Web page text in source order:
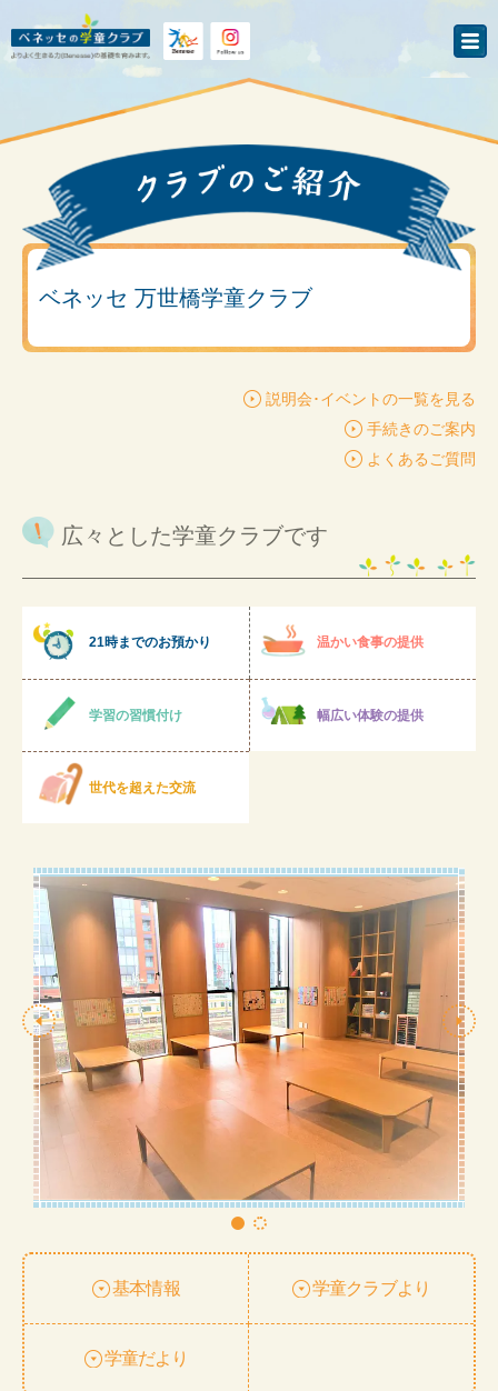
ベネッセ 万世橋学童クラブ
説明会･イベントの一覧を見る
手続きのご案内
よくあるご質問
広々とした学童クラブです
21時までのお預かり 温かい食事の提供
学習の習慣付け 幅広い体験の提供
世代を超えた交流
基本情報 学童クラブより
学童だより